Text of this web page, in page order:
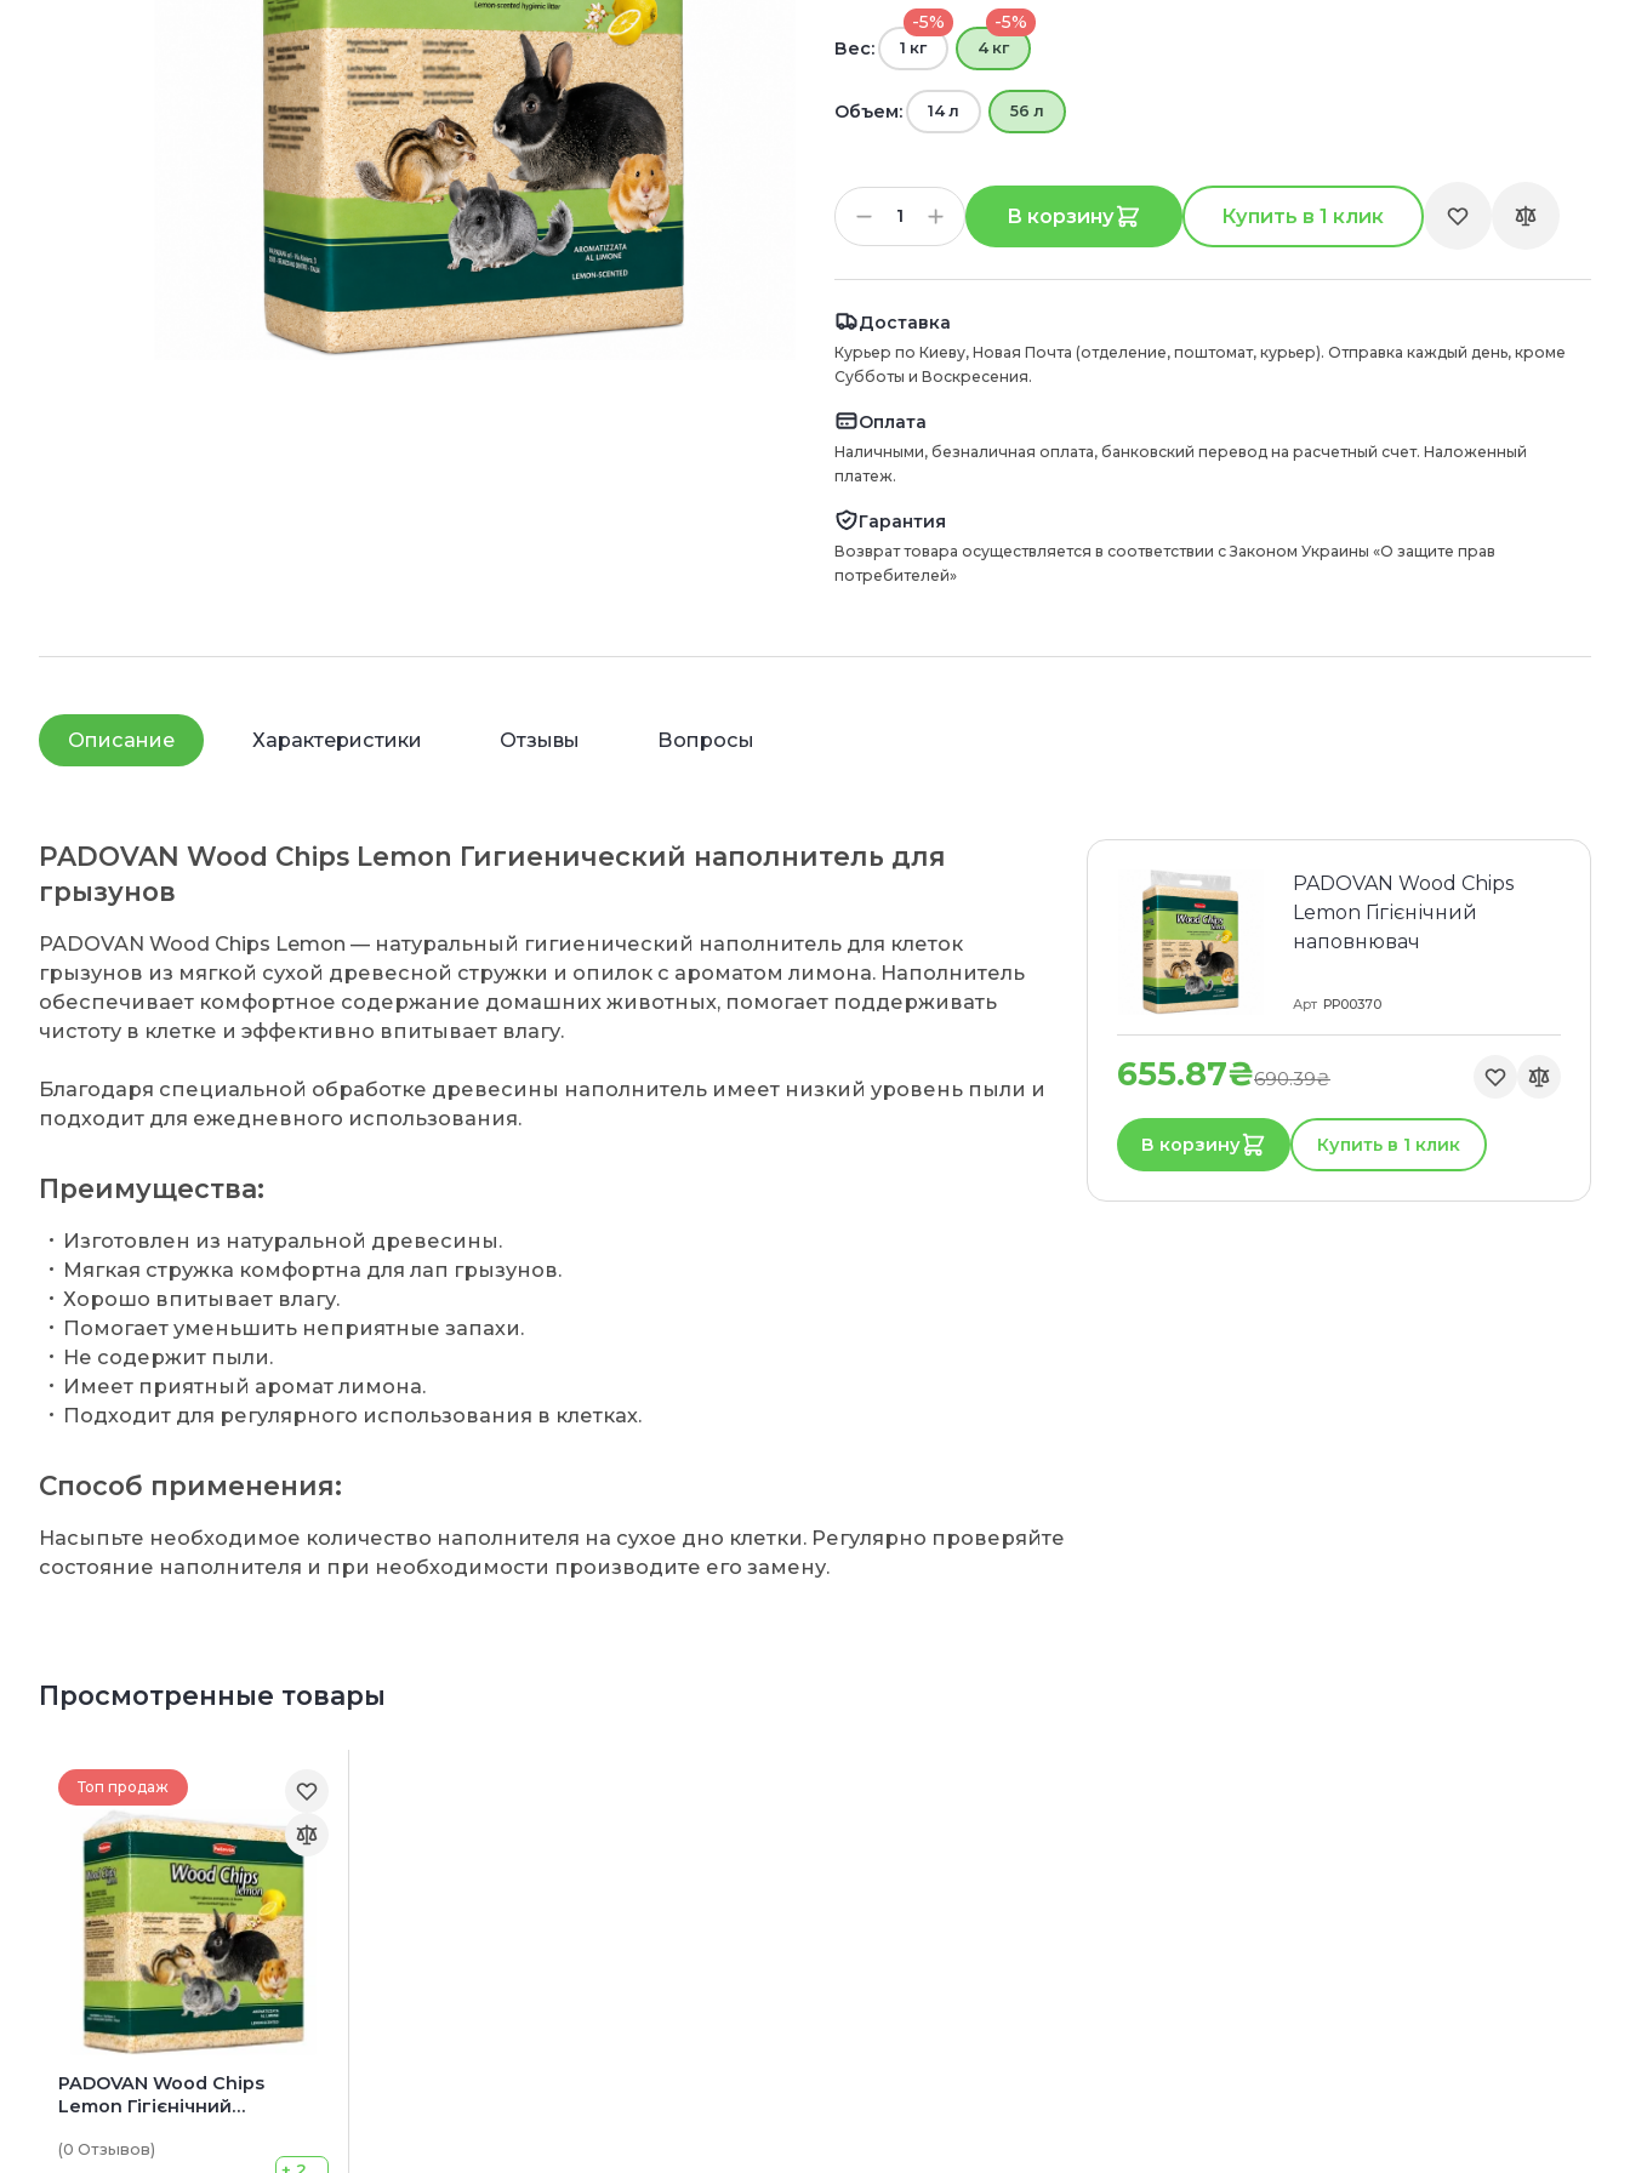
Вес:
-5%
1 кг
-5%
4 кг
Объем: 14 л 56 л
В корзину Купить в 1 клик
Доставка
Курьер по Киеву, Новая Почта (отделение, поштомат, курьер). Отправка каждый день, кроме
Субботы и Воскресения.
Оплата
Наличными, безналичная оплата, банковский перевод на расчетный счет. Наложенный
платеж.
Гарантия
Возврат товара осуществляется в соответствии с Законом Украины «О защите прав
потребителей»
Описание Характеристики Отзывы Вопросы
PADOVAN Wood Chips Lemon Гигиенический наполнитель для
грызунов
PADOVAN Wood Chips Lemon — натуральный гигиенический наполнитель для клеток
грызунов из мягкой сухой древесной стружки и опилок с ароматом лимона. Наполнитель
обеспечивает комфортное содержание домашних животных, помогает поддерживать
чистоту в клетке и эффективно впитывает влагу.
Благодаря специальной обработке древесины наполнитель имеет низкий уровень пыли и
подходит для ежедневного использования.
Преимущества:
Изготовлен из натуральной древесины.
Мягкая стружка комфортна для лап грызунов.
Хорошо впитывает влагу.
Помогает уменьшить неприятные запахи.
Не содержит пыли.
Имеет приятный аромат лимона.
Подходит для регулярного использования в клетках.
Способ применения:
Насыпьте необходимое количество наполнителя на сухое дно клетки. Регулярно проверяйте
состояние наполнителя и при необходимости производите его замену.
PADOVAN Wood Chips
Lemon Гігієнічний
наповнювач
Арт PP00370
655.87₴690.39₴
В корзину Купить в 1 клик
Просмотренные товары
Топ продаж
PADOVAN Wood Chips
Lemon Гігієнічний
(0 Отзывов)